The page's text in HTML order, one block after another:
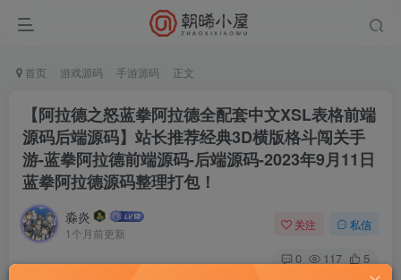
首页 游戏源码 手游源码 正文
【阿拉德之怒蓝拳阿拉德全配套中文XSL表格前端
源码后端源码】站长推荐经典3D横版格斗闯关手
游-蓝拳阿拉德前端源码-后端源码-2023年9月11日
蓝拳阿拉德源码整理打包！
淼炎
1个月前更新
关注 私信
0 117 5